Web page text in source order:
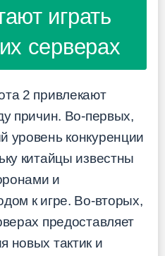
играть
серверах
2 привлекают
причин. Во-первых,
уровень конкуренции
китайцы известны
и
к игре. Во-вторых,
предоставляет
новых тактик и